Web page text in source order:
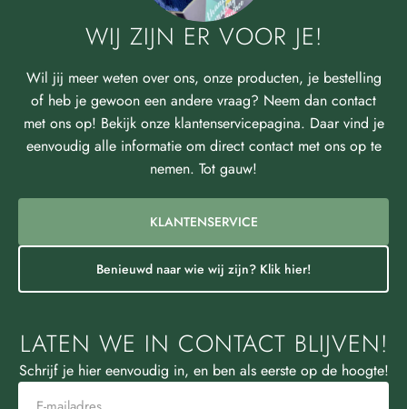
WIJ ZIJN ER VOOR JE!
Wil jij meer weten over ons, onze producten, je bestelling
of heb je gewoon een andere vraag? Neem dan contact
met ons op! Bekijk onze klantenservicepagina. Daar vind je
eenvoudig alle informatie om direct contact met ons op te
nemen. Tot gauw!
KLANTENSERVICE
Benieuwd naar wie wij zijn? Klik hier!
LATEN WE IN CONTACT BLIJVEN!
Schrijf je hier eenvoudig in, en ben als eerste op de hoogte!